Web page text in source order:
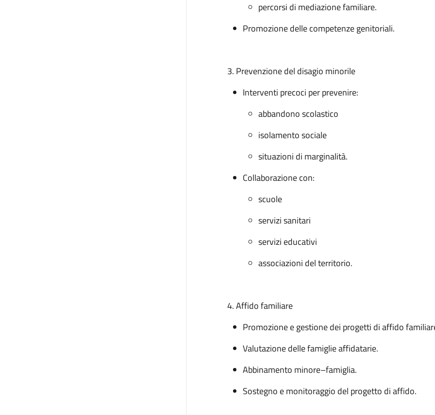
percorsi di mediazione familiare.
Promozione delle competenze genitoriali.
3. Prevenzione del disagio minorile
Interventi precoci per prevenire:
abbandono scolastico
isolamento sociale
situazioni di marginalità.
Collaborazione con:
scuole
servizi sanitari
servizi educativi
associazioni del territorio.
4. Affido familiare
Promozione e gestione dei progetti di affido
Valutazione delle famiglie affidatarie.
Abbinamento minore–famiglia.
Sostegno e monitoraggio del progetto di affido.